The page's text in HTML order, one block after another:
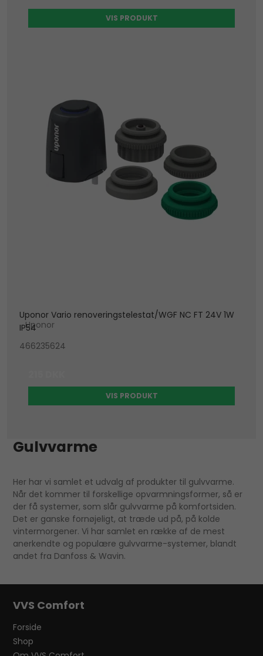
VIS PRODUKT
Uponor Vario renoveringstelestat/WGF NC FT 24V 1W
IP54
Uponor
466235624
VIS PRODUKT
Gulvvarme
Her har vi samlet et udvalg af produkter til gulvvarme.
Når det kommer til forskellige opvarmningsformer, så er
der få systemer, som slår gulvvarme på komfortsiden.
Det er ganske fornøjeligt, at træde ud på, på kolde
vintermorgener. Vi har samlet en række af de mest
anerkendte og populære gulvvarme-systemer, blandt
andet fra Danfoss & Wavin.
VVS Comfort
Forside
Shop